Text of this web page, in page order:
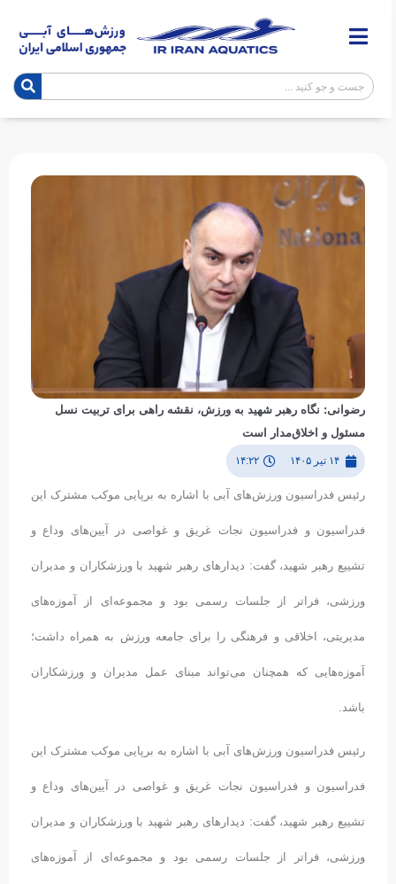
رضوانی: نگاه رهبر شهید به ورزش، نقشه راهی برای تربیت نسل
مسئول و اخلاق‌مدار است
۱۴ تیر ۱۴۰۵ ۱۴:۲۲
رئیس فدراسیون ورزش‌های آبی با اشاره به برپایی موکب مشترک این
فدراسیون و فدراسیون نجات غریق و غواصی در آیین‌های وداع و
تشییع رهبر شهید، گفت: دیدارهای رهبر شهید با ورزشکاران و مدیران
ورزشی، فراتر از جلسات رسمی بود و مجموعه‌ای از آموزه‌های
مدیریتی، اخلاقی و فرهنگی را برای جامعه ورزش به همراه داشت؛
آموزه‌هایی که همچنان می‌تواند مبنای عمل مدیران و ورزشکاران
باشد.
رئیس فدراسیون ورزش‌های آبی با اشاره به برپایی موکب مشترک این
فدراسیون و فدراسیون نجات غریق و غواصی در آیین‌های وداع و
تشییع رهبر شهید، گفت: دیدارهای رهبر شهید با ورزشکاران و مدیران
ورزشی، فراتر از جلسات رسمی بود و مجموعه‌ای از آموزه‌های